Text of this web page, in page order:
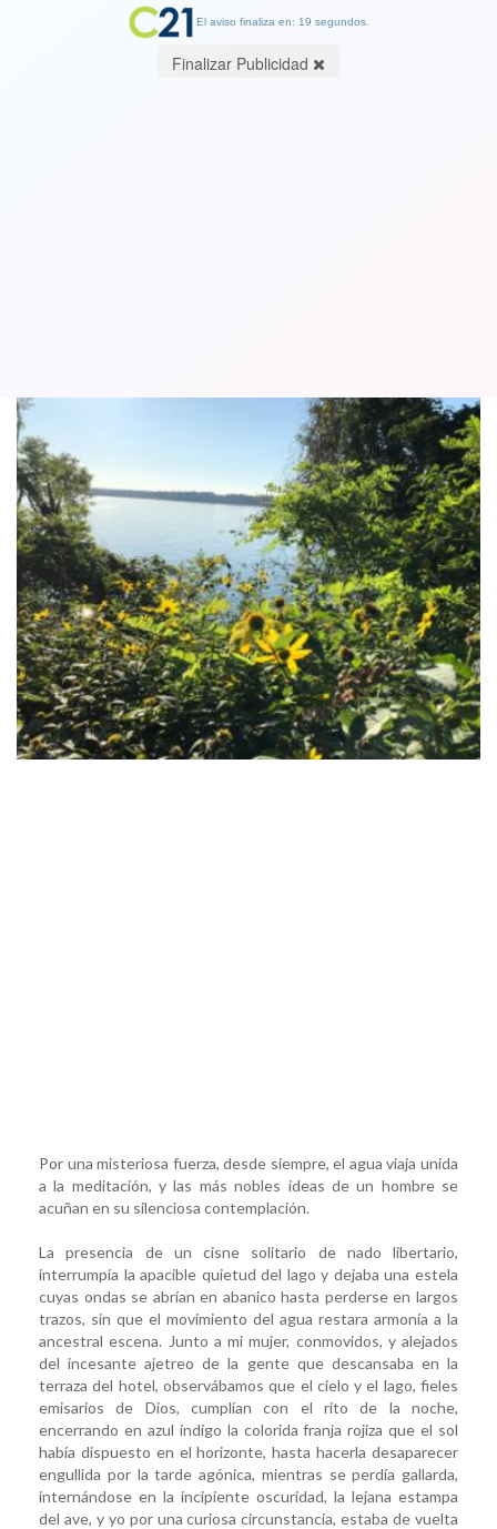
Por una misteriosa fuerza, desde siempre, el agua viaja unida
a la meditación, y las más nobles ideas de un hombre se
acuñan en su silenciosa contemplación.
La presencia de un cisne solitario de nado libertario,
interrumpía la apacible quietud del lago y dejaba una estela
cuyas ondas se abrían en abanico hasta perderse en largos
trazos, sin que el movimiento del agua restara armonía a la
ancestral escena. Junto a mi mujer, conmovidos, y alejados
del incesante ajetreo de la gente que descansaba en la
terraza del hotel, observábamos que el cielo y el lago, fieles
emisarios de Dios, cumplían con el rito de la noche,
encerrando en azul índigo la colorida franja rojiza que el sol
había dispuesto en el horizonte, hasta hacerla desaparecer
engullida por la tarde agónica, mientras se perdía gallarda,
internándose en la incipiente oscuridad, la lejana estampa
del ave, y yo por una curiosa circunstancia, estaba de vuelta
El aviso finaliza en: 18 segundos.
Finalizar Publicidad